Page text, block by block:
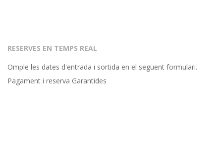
RESERVES EN TEMPS REAL
Omple les dates d'entrada i sortida en el següent formulari.
Pagament i reserva Garantides